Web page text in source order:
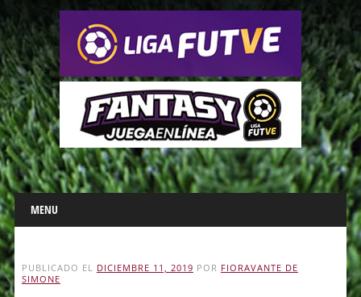
Main menu
Skip
to
content
MENU
PUBLICADO EL DICIEMBRE 11, 2019 POR FIORAVANTE DE
SIMONE